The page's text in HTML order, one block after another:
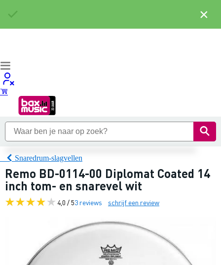
Snaredrum-slagvellen
Remo BD-0114-00 Diplomat Coated 14
inch tom- en snarevel wit
4,0 / 53 reviews schrijf een review
×